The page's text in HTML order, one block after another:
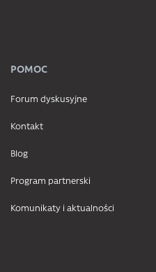
POMOC
Forum dyskusyjne
Kontakt
Blog
Program partnerski
Komunikaty i aktualności